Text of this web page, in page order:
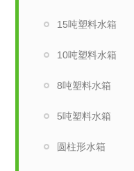
15吨塑料水箱
10吨塑料水箱
8吨塑料水箱
5吨塑料水箱
圆柱形水箱